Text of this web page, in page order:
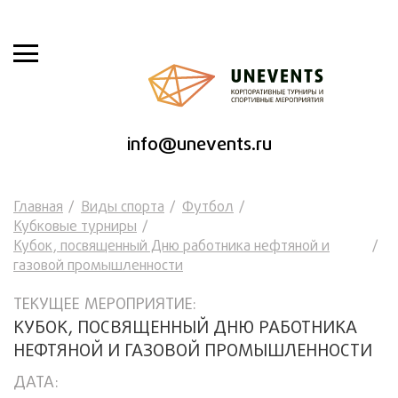
info@unevents.ru
Главная Виды спорта
Футбол
Кубковые турниры
Кубок, посвященный Дню работника нефтяной и
газовой промышленности
ТЕКУЩЕЕ МЕРОПРИЯТИЕ:
КУБОК, ПОСВЯЩЕННЫЙ ДНЮ РАБОТНИКА
НЕФТЯНОЙ И ГАЗОВОЙ ПРОМЫШЛЕННОСТИ
ДАТА: